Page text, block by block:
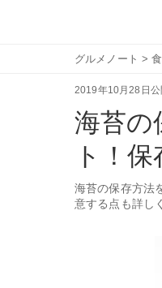
グルメノート >
2019年10月28日公
海苔の
ト！
海苔の保存方法
意する点も詳し